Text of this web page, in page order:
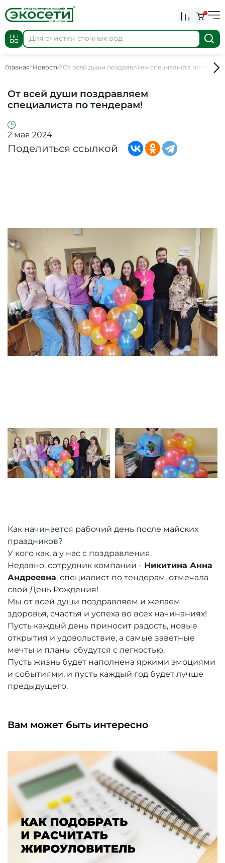
0
Главная Новости От всей души поздравляем специалиста по
От всей души поздравляем
специалиста по тендерам!
2 мая 2024
Поделиться ссылкой
Как начинается рабочий день после майских
праздников?
У кого как, а у нас с поздравления.
Недавно, сотрудник компании - Никитина Анна
Андреевна, специалист по тендерам, отмечала
свой День Рождения!
Мы от всей души поздравляем и желаем
здоровья, счастья и успеха во всех начинаниях!
Пусть каждый день приносит радость, новые
открытия и удовольствие, а самые заветные
мечты и планы сбудутся с легкостью.
Пусть жизнь будет наполнена яркими эмоциями
и событиями, и пусть каждый год будет лучше
предыдущего.
Вам может быть интересно